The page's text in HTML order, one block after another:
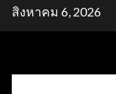
Skipสิงหาคม 6, 2026